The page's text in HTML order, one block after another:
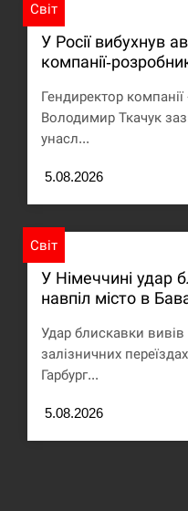
Світ
У Росії вибухнув
компанії-
Гендиректор
Володимир Ткачук
унасл...
5.08.2026
Світ
У Німеччині удар
навпіл місто в
Удар блискавки
залізничних
Гарбург...
5.08.2026